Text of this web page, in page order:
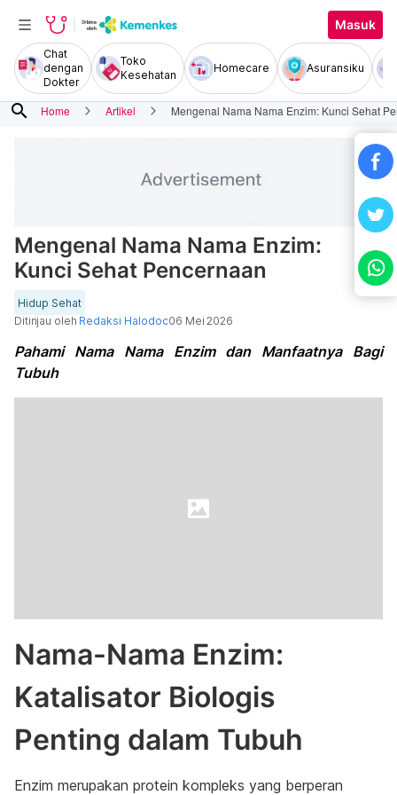
Masuk
Chat
dengan
Dokter
Toko
Kesehatan
Homecare Asuransiku
search Home Artikel Mengenal Nama Nama Enzim: Kunci Sehat
Mengenal Nama Nama Enzim:
Kunci Sehat Pencernaan
Hidup Sehat
Ditinjau oleh Redaksi Halodoc06 Mei 2026
Pahami Nama Nama Enzim dan Manfaatnya Bagi
Tubuh
Nama-Nama Enzim:
Katalisator Biologis
Penting dalam Tubuh
Enzim merupakan protein kompleks yang berperan